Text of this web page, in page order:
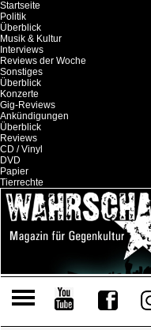
Startseite
Politik
Überblick
Musik & Kultur
Interviews
Reviews der Woche
Sonstiges
Überblick
Konzerte
Gig-Reviews
Ankündigungen
Überblick
Reviews
CD / Vinyl
DVD
Papier
Tierrechte